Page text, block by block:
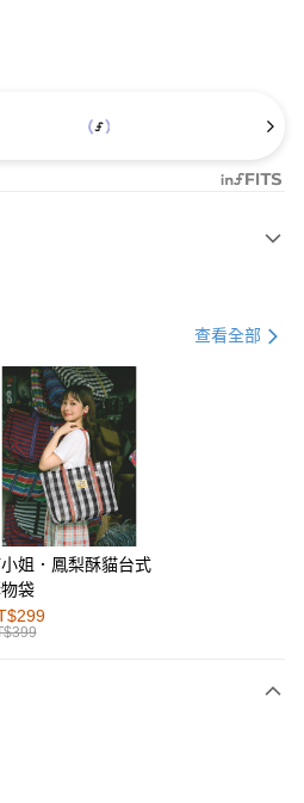
上)免運費
查看全部
姐．鳳梨酥貓台式
袋